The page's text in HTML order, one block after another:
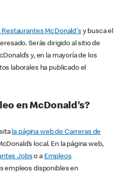
Restaurantes McDonald'sy busca el
Serás dirigido al sitio de
y, en la mayoría de los
laborales ha publicado el
en McDonald’s?
la página web de Carreras de
local. En la página web,
Jobso a Empleos
empleos disponibles en